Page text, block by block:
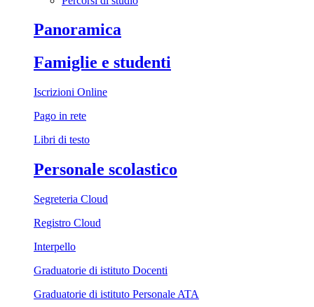
Panoramica
Famiglie e studenti
Iscrizioni Online
Pago in rete
Libri di testo
Personale scolastico
Segreteria Cloud
Registro Cloud
Interpello
Graduatorie di istituto Docenti
Graduatorie di istituto Personale ATA